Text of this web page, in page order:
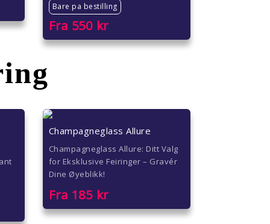
Bare pa bestilling
Fra 550kr
Champagneglass Allure
Champagneglass Allure: Ditt Valg
for Eksklusive Feiringer – Gravér
Dine Øyeblikk!
Fra 185kr